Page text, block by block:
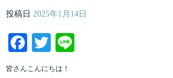
投稿日 2025年1月14日
Facebook
Twitter
皆さんこんにちは！